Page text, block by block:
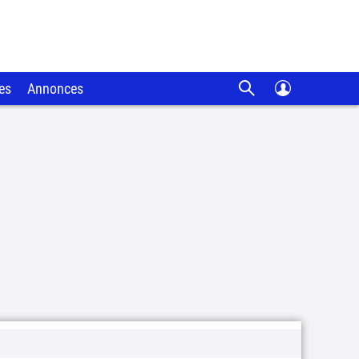
Annonces